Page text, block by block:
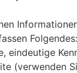
Folgendes:
eindeutige
(verwenden